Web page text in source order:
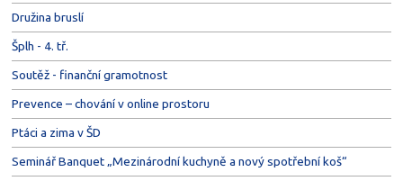
Družina bruslí
Šplh - 4. tř.
Soutěž - finanční gramotnost
Prevence – chování v online prostoru
Ptáci a zima v ŠD
Seminář Banquet „Mezinárodní kuchyně a nový spotřební koš“